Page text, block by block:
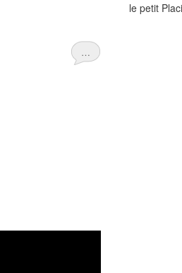
…
le petit